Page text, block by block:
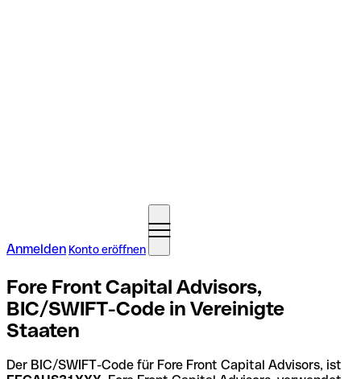
Anmelden Konto eröffnen
Fore Front Capital Advisors,
BIC/SWIFT-Code in Vereinigte
Staaten
Der BIC/SWIFT-Code für Fore Front Capital Advisors, ist